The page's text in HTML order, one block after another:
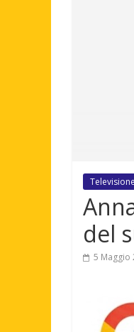
Televisione
del
5 Maggio